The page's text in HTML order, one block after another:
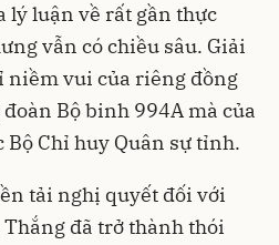
lý luận về rất gần thực
vẫn có chiều sâu. Giải
niềm vui của riêng đồng
Bộ binh 994A mà của
Bộ Chỉ huy Quân sự tỉnh.
tải nghị quyết đối với
đã trở thành thói